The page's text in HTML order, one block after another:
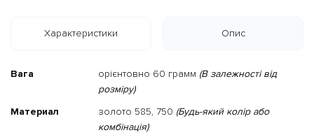
Характеристики Опис
Вага орієнтовно 60 грамм (В залежності від
розміру)
Материал
золото 585, 750 (Будь-який колір або
комбінація)